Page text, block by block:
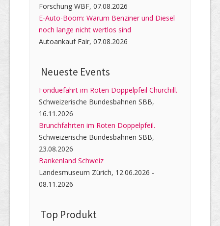
Forschung WBF, 07.08.2026
E-Auto-Boom: Warum Benziner und Diesel
noch lange nicht wertlos sind
Autoankauf Fair, 07.08.2026
Neueste Events
Fonduefahrt im Roten Doppelpfeil Churchill.
Schweizerische Bundesbahnen SBB,
16.11.2026
Brunchfahrten im Roten Doppelpfeil.
Schweizerische Bundesbahnen SBB,
23.08.2026
Bankenland Schweiz
Landesmuseum Zürich, 12.06.2026 -
08.11.2026
Top Produkt